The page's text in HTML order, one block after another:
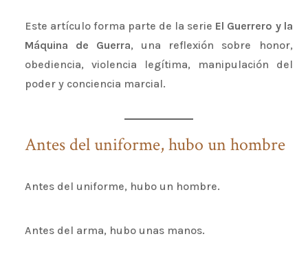
Este artículo forma parte de la serie El Guerrero y la
Máquina de Guerra, una reflexión sobre honor,
obediencia, violencia legítima, manipulación del
poder y conciencia marcial.
Antes del uniforme, hubo un hombre
Antes del uniforme, hubo un hombre.
Antes del arma, hubo unas manos.